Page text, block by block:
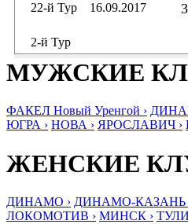
22-й Тур
16.09.2017
2-й Тур
МУЖСКИЕ
ФАКЕЛ Новый Уренгой ›
ЮГРА › НОВА › ЯРОСЛАВИЧ ›
ЖЕНСКИЕ
ДИНАМО › ДИНАМО-КАЗАНЬ
ЛОКОМОТИВ › МИНСК ›